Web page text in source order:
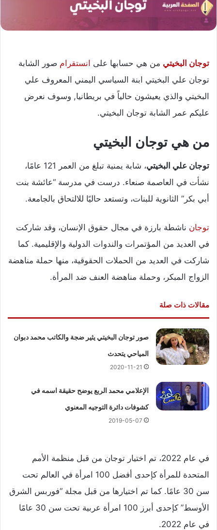
توجان البخيتي من هي حسابها على انستقرام صور الشابة
توجان علي البخيتي ابنة السياسي اليمني المعروف علي
البخيتي والذي يعيشون حالياً في بريطانيا, وسوف نعرض
عليكم عمر الشابة توجان البخيتي.
من هي توجان البخيتي
توجان علي البخيتي
، شابة يمنية تبلغ من العمر 121 عامًا،
نشأت في العاصمة صنعاء. درست في مدرسة “عائشة بنت
أبي بكر” الثانوية للبنات، وتستعد حاليًا للالتحاق بالجامعة.
توجان ناشطة بارزة في مجال حقوق الإنسان، وقد شاركت
في العديد من المؤتمرات والندوات الدولية والإقليمية. كما
شاركت في العديد من الحملات الحقوقية، منها حملة مناهضة
الزواج المبكر، وحملة مناهضة العنف ضد المرأة.
مقالات ذات صلة
صور توجان البخيتي يثير ضجة والكاتب محمد دبوان
المياحي يتحدث
2020-11-21
الإعلامي محمد الربع يوضح حقيقة اسمه في
كشوفات دائرة التوجيه المعنوي
2019-05-07
في عام 2022، تم اختيار توجان من قبل منظمة الأمم
المتحدة للمرأة كإحدى أفضل 100 امرأة في العالم تحت
سن 30 عامًا. كما تم اختيارها من قبل مجلة “فوربس الشرق
الأوسط” كإحدى أبرز 100 امرأة عربية تحت سن 30 عامًا
في عام 2022.